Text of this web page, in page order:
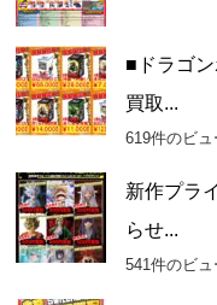
■ドラゴ
買取...
619件のビュ
新作プラ
らせ...
541件のビュ